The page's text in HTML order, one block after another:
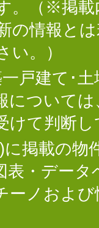
。（※掲
の情報と
い。）
戸建て･
について
けて判断
掲載の物
表・デー
ーノおよ